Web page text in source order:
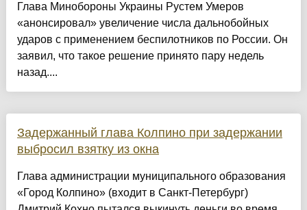
Глава Минобороны Украины Рустем Умеров
«анонсировал» увеличение числа дальнобойных
ударов с применением беспилотников по России. Он
заявил, что такое решение принято пару недель
назад....
Задержанный глава Колпино при задержании
выбросил взятку из окна
Глава администрации муниципального образования
«Город Колпино» (входит в Санкт-Петербург)